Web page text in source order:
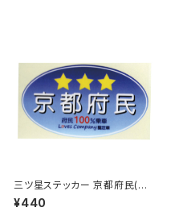
三ツ星ステッカー 京都府民(ブ
ルー)
¥440